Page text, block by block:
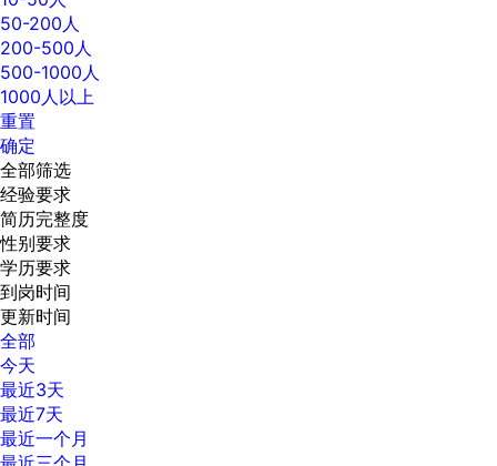
50-200人
200-500人
500-1000人
1000人以上
重置
确定
全部筛选
经验要求
简历完整度
性别要求
学历要求
到岗时间
更新时间
全部
今天
最近3天
最近7天
最近一个月